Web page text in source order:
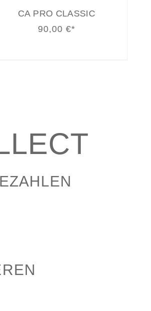
CA PRO CLASSIC
90,00 €*